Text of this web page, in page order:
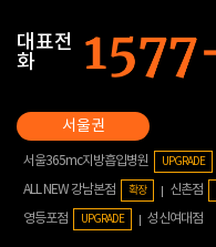
대표전
화
서울365mc지방흡입병원 UPGRADE
ALL NEW 강남본점 확장 신촌점
영등포점
UPGRADE 성신여대점